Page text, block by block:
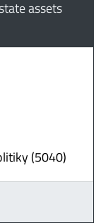
assets
(5040)